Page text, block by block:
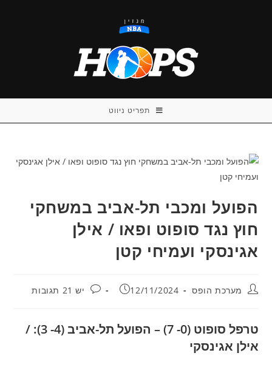
תפריט ניווט
הפועל ומכבי תל-אביב במשחקי
חוץ נגד סופוט ופאו / אילן
אגינסקי ועמיחי קטן
מחבר:מערכת הופס פורסם:
12/11/2024 תגובות:
יש 21 תגובות
טרפל סופוט (0- 7) – הפועל תל-אביב (4- 3): /
אילן אגינסקי